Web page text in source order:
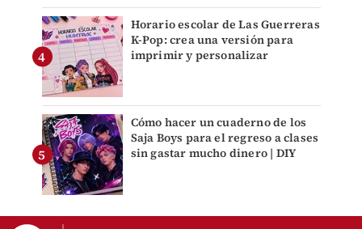
Horario escolar de Las Guerreras
K-Pop: crea una versión para
imprimir y personalizar
Cómo hacer un cuaderno de los
Saja Boys para el regreso a clases
sin gastar mucho dinero | DIY